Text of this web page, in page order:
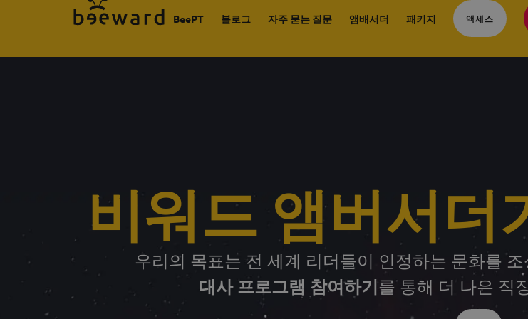
BeePT 블로그 자주 묻는 질문 앰배서더 패키지 액세스
비워드 앰버서더
우리의 목표는 전 세계 리더들이 인정하는 문화를
대사 프로그램 참여하기를 통해 더 나은 직